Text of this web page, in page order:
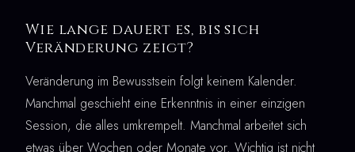
Wie lange dauert es, bis sich
Veränderung zeigt?
Veränderung im Bewusstsein folgt keinem Kalender.
Manchmal geschieht eine Erkenntnis in einer einzigen
Session, die alles umkrempelt. Manchmal arbeitet sich
etwas über Wochen oder Monate vor. Wichtig ist nicht